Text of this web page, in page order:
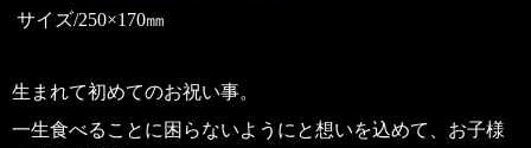
サイズ/250×170㎜
生まれて初めてのお祝い事。
一生食べることに困らないようにと想いを込めて、お子様